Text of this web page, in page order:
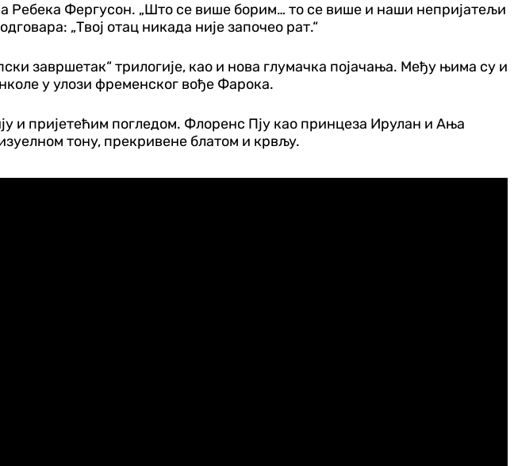
Ребека Фергусон. „Што се више борим… то се више и наши непријатељи
„Твој отац никада није започео рат.“
завршетак“ трилогије, као и нова глумачка појачања. Међу њима су и
у улози фременског вође Фарока.
и пријетећим погледом. Флоренс Пју као принцеза Ирулан и Ања
тону, прекривене блатом и крвљу.